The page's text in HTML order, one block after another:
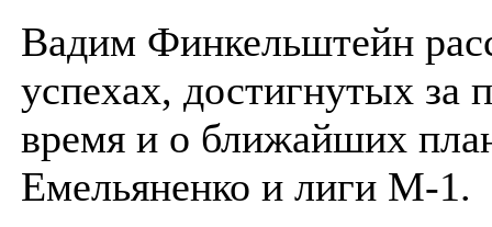
Вадим Финкельштейн
успехах, достигнутых за
время и о ближайших
Емельяненко и лиги М-1.